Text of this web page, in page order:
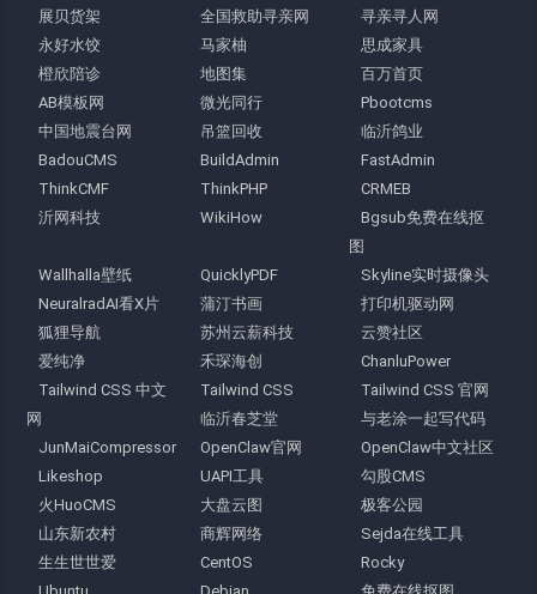
展贝货架
全国救助寻亲网
寻亲寻人网
永好水饺
马家柚
思成家具
橙欣陪诊
地图集
百万首页
AB模板网
微光同行
Pbootcms
中国地震台网
吊篮回收
临沂鸽业
BadouCMS
BuildAdmin
FastAdmin
ThinkCMF
ThinkPHP
CRMEB
沂网科技
WikiHow
Bgsub免费在线抠
图
Wallhalla壁纸
QuicklyPDF
Skyline实时摄像头
NeuralradAI看X片
蒲汀书画
打印机驱动网
狐狸导航
苏州云薪科技
云赞社区
爱纯净
禾琛海创
ChanluPower
Tailwind CSS 中文
网
Tailwind CSS
Tailwind CSS 官网
临沂春芝堂
与老涂一起写代码
JunMaiCompressor
OpenClaw官网
OpenClaw中文社区
Likeshop
UAPI工具
勾股CMS
火HuoCMS
大盘云图
极客公园
山东新农村
商辉网络
Sejda在线工具
生生世世爱
CentOS
Rocky